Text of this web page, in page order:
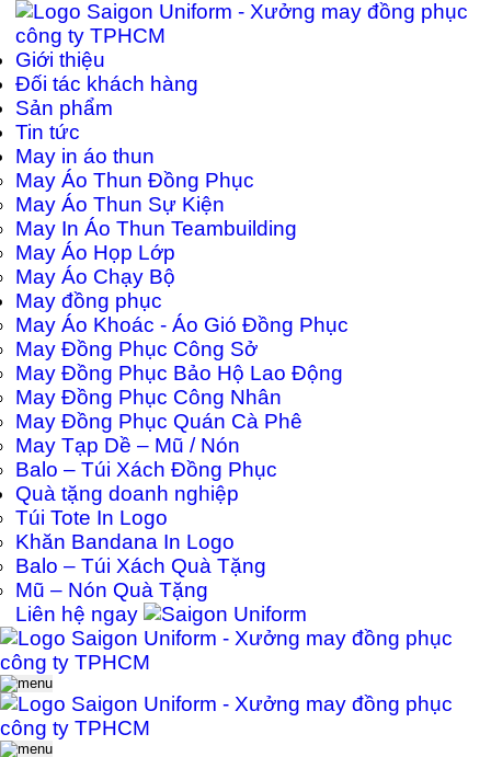
Giới thiệu
Đối tác khách hàng
Sản phẩm
Tin tức
May in áo thun
May Áo Thun Đồng Phục
May Áo Thun Sự Kiện
May In Áo Thun Teambuilding
May Áo Họp Lớp
May Áo Chạy Bộ
May đồng phục
May Áo Khoác - Áo Gió Đồng Phục
May Đồng Phục Công Sở
May Đồng Phục Bảo Hộ Lao Động
May Đồng Phục Công Nhân
May Đồng Phục Quán Cà Phê
May Tạp Dề – Mũ / Nón
Balo – Túi Xách Đồng Phục
Quà tặng doanh nghiệp
Túi Tote In Logo
Khăn Bandana In Logo
Balo – Túi Xách Quà Tặng
Mũ – Nón Quà Tặng
Liên hệ ngay